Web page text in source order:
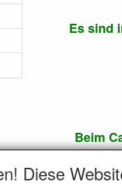
Es sind
Beim
Diese